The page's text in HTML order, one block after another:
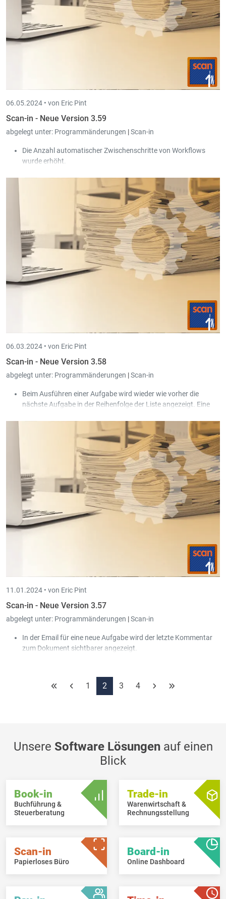
06.05.2024 • von Eric Pint
Scan-in - Neue Version 3.59
abgelegt unter: Programmänderungen |Scan-in
Die Anzahl automatischer Zwischenschritte von Workflows
wurde erhöht.
stark vereinfacht. Man kann jetzt einfach per Drag & Drop, bzw.
Copy & Paste eine bestehende Datei durch eine andere
06.03.2024 • von Eric Pint
Scan-in - Neue Version 3.58
abgelegt unter: Programmänderungen |Scan-in
Beim Ausführen einer Aufgabe wird wieder wie vorher die
nächste Aufgabe in der Reihenfolge der Liste angezeigt. Eine
sofortige Anzeigen der Aufgabe beim Ausführen der vorherigen
Neuer Passworttyp 'Generisch' sowie Scripting Funktion
api.GetPassword um diese im Script zu verwenden.
11.01.2024 • von Eric Pint
Scan-in - Neue Version 3.57
abgelegt unter: Programmänderungen |Scan-in
In der Email für eine neue Aufgabe wird der letzte Kommentar
zum Dokument sichtbarer angezeigt.
1 2 3 4
Unsere Software Lösungenauf einen
Blick
Book-in
Buchführung &
Steuerberatung
Trade-in
Warenwirtschaft &
Rechnungsstellung
Scan-in
Papierloses Büro
Board-in
Online Dashboard